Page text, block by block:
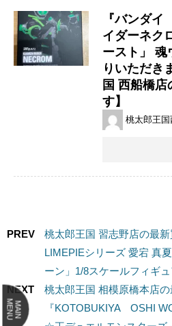
『バンダ
イダーネク
ースト」 ​魂
りいただき
国 西船橋店
す】
桃太郎王
PREV
桃太郎王国 習志野店の最
LIMEPIEシリーズ 愛宕 真
ーン」1/8スケールフィギュ
NEXT
桃太郎王国 相模原橋本店
『KOTOBUKIYA OSHI
MAIN
MENU